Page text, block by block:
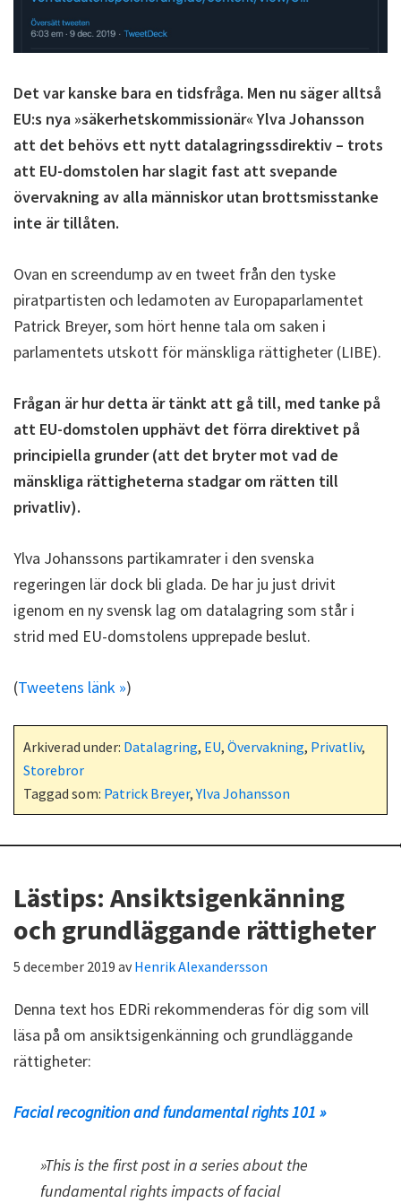
Det var kanske bara en tidsfråga. Men nu säger alltså
EU:s nya »säkerhetskommissionär« Ylva Johansson
att det behövs ett nytt datalagringssdirektiv – trots
att EU-domstolen har slagit fast att svepande
övervakning av alla människor utan brottsmisstanke
inte är tillåten.
Ovan en screendump av en tweet från den tyske
piratpartisten och ledamoten av Europaparlamentet
Patrick Breyer, som hört henne tala om saken i
parlamentets utskott för mänskliga rättigheter (LIBE).
Frågan är hur detta är tänkt att gå till, med tanke på
att EU-domstolen upphävt det förra direktivet på
principiella grunder (att det bryter mot vad de
mänskliga rättigheterna stadgar om rätten till
privatliv).
Ylva Johanssons partikamrater i den svenska
regeringen lär dock bli glada. De har ju just drivit
igenom en ny svensk lag om datalagring som står i
strid med EU-domstolens upprepade beslut.
(Tweetens länk »)
Arkiverad under: Datalagring, EU, Övervakning, Privatliv,
Storebror
Taggad som: Patrick Breyer,Ylva Johansson
Lästips: Ansiktsigenkänning
och grundläggande rättigheter
5 december 2019 avHenrik Alexandersson
Denna text hos EDRi rekommenderas för dig som vill
läsa på om ansiktsigenkänning och grundläggande
rättigheter:
Facial recognition and fundamental rights 101 »
»This is the first post in a series about the
fundamental rights impacts of facial